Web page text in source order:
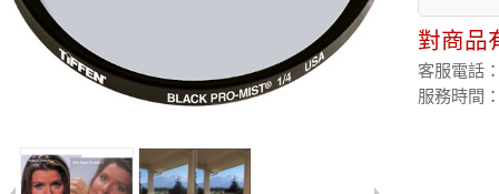
對商品
客服電話
服務時間